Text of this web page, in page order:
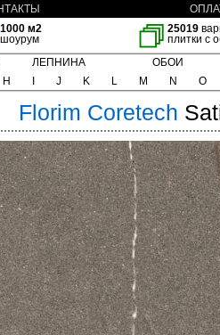
1000 м2
шоурум
25019
плитки с
ЛЕПНИНА ОБОИ
H J K L M N O
Florim Coretech